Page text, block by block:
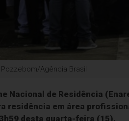
Agência Brasil
Nacional de Residência
residência em área
desta quarta-feira (15).